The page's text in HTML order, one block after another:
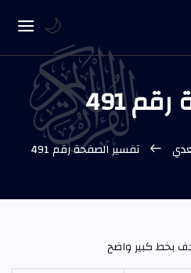
491
تفسير الصفحة رقم 491
بخط كبير واضح
🌙